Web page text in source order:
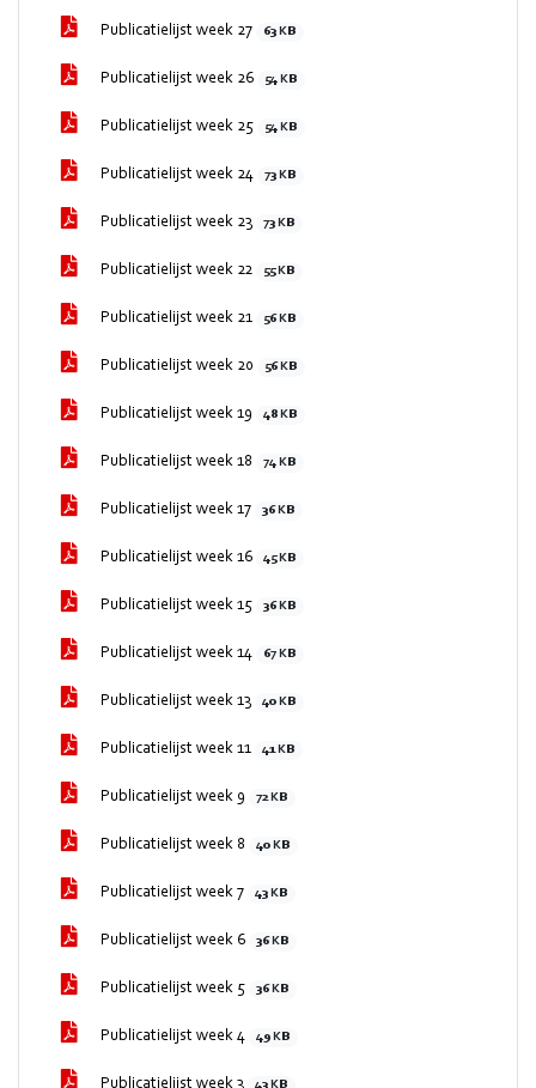
Publicatielijst week 27 63 KB
Publicatielijst week 26 54 KB
Publicatielijst week 25 54 KB
Publicatielijst week 24 73 KB
Publicatielijst week 23 73 KB
Publicatielijst week 22 55 KB
Publicatielijst week 21 56 KB
Publicatielijst week 20 56 KB
Publicatielijst week 19 48 KB
Publicatielijst week 18 74 KB
Publicatielijst week 17 36 KB
Publicatielijst week 16 45 KB
Publicatielijst week 15 36 KB
Publicatielijst week 14 67 KB
Publicatielijst week 13 40 KB
Publicatielijst week 11 41 KB
Publicatielijst week 9 72 KB
Publicatielijst week 8 40 KB
Publicatielijst week 7 43 KB
Publicatielijst week 6 36 KB
Publicatielijst week 5 36 KB
Publicatielijst week 4 49 KB
Publicatielijst week 3 43 KB